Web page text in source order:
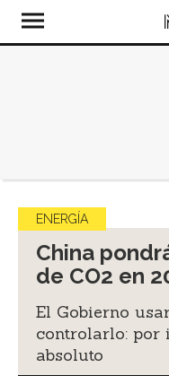
ENERGÍA
China
de CO2 en
El Gobierno
controlarlo: por
absoluto